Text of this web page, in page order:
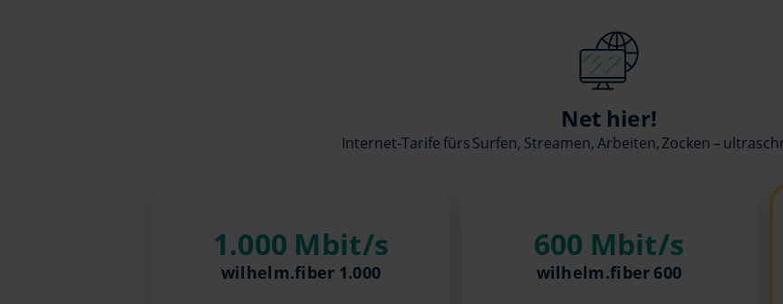
Net hier!
Internet-Tarife fürs Surfen, Streamen, Arbeiten, Zocken –
1.000 Mbit/s
wilhelm.fiber 1.000
600 Mbit/s
wilhelm.fiber 600